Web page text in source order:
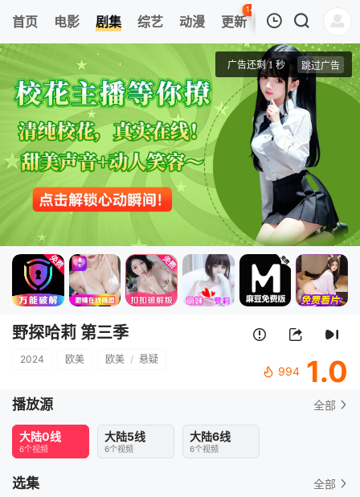
首页 电影 剧集 综艺 动漫 更新
141
热榜 APP
我的观影记录
第01集
野探哈莉 第三季
清空
野探哈莉 第三季
2024 欧美 欧美 / 悬疑
994 1.0
播放源 全部
大陆0线
6个视频
大陆5线
6个视频
大陆6线
6个视频
选集 全部